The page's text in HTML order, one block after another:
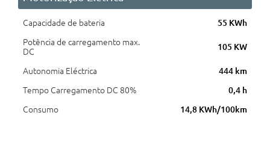
Capacidade de bateria
55 KWh
Potência de carregamento max.
DC
105 KW
Autonomia Eléctrica
444 km
Tempo Carregamento DC 80%
0,4 h
Consumo
14,8 KWh/100km